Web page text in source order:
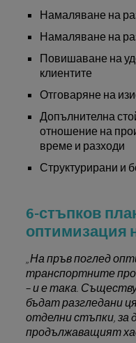
Намаляване на
Намаляване на
Повишаване на
клиентите
Отговаряне на
Допълнителна
отношение на
време и разходи
Структурирани и
6-стъпков
оптимизация
„На пръв поглед
транспортните
– и е така.
бъдат разгледани
отделни стъпки, за
продължаващият